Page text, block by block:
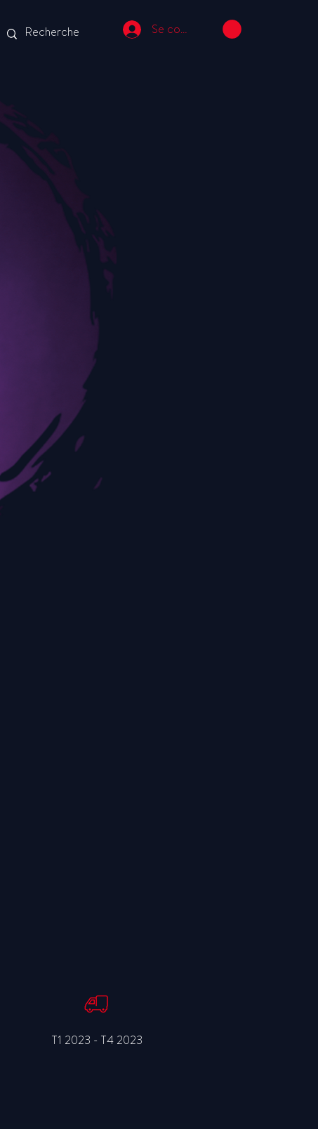
Se connecter
T1 2023 - T4 2023